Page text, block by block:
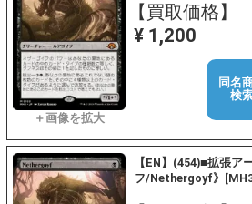
【買取価格】
¥ 1,200
同名
検
【EN】(454)■拡張ア
フ/Nethergoyf》